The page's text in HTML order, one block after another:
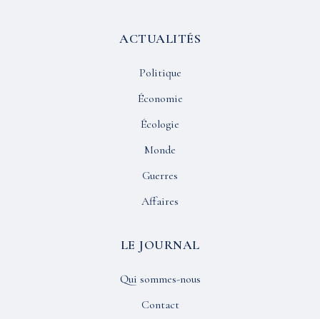
ACTUALITÉS
Politique
Économie
Écologie
Monde
Guerres
Affaires
LE JOURNAL
Qui sommes-nous
Contact